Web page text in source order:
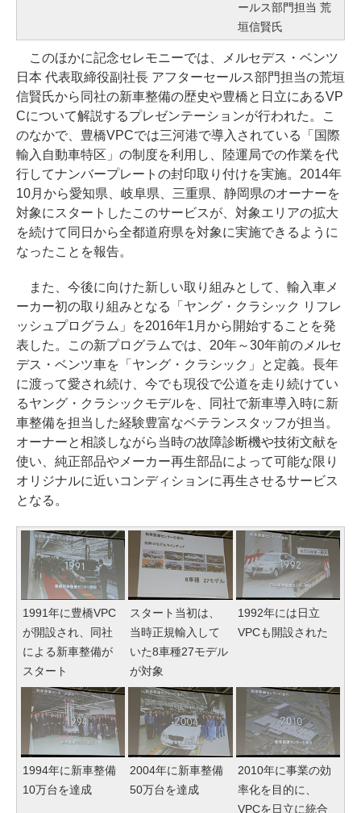
ールス部門担当 荒
垣信賢氏
このほかに記念セレモニーでは、メルセデス・ベンツ
日本 代表取締役副社長 アフターセールス部門担当の荒垣
信賢氏から同社の新車整備の歴史や豊橋と日立にあるVP
Cについて解説するプレゼンテーションが行われた。こ
のなかで、豊橋VPCでは三河港で導入されている「国際
輸入自動車特区」の制度を利用し、陸運局での作業を代
行してナンバープレートの封印取り付けを実施。2014年
10月から愛知県、岐阜県、三重県、静岡県のオーナーを
対象にスタートしたこのサービスが、対象エリアの拡大
を続けて同日から全都道府県を対象に実施できるように
なったことを報告。
また、今後に向けた新しい取り組みとして、輸入車メ
ーカー初の取り組みとなる「ヤング・クラシック リフレ
ッシュプログラム」を2016年1月から開始することを発
表した。この新プログラムでは、20年～30年前のメルセ
デス・ベンツ車を「ヤング・クラシック」と定義。長年
に渡って愛され続け、今でも現役で公道を走り続けてい
るヤング・クラシックモデルを、同社で新車導入時に新
車整備を担当した経験豊富なベテランスタッフが担当。
オーナーと相談しながら当時の故障診断機や技術文献を
使い、純正部品やメーカー再生部品によって可能な限り
オリジナルに近いコンディションに再生させるサービス
となる。
1991年に豊橋VPC
が開設され、同社
による新車整備が
スタート
スタート当初は、
当時正規輸入して
いた8車種27モデル
が対象
1992年には日立
VPCも開設された
1994年に新車整備
10万台を達成
2004年に新車整備
50万台を達成
2010年に事業の効
率化を目的に、
VPCを日立に統合